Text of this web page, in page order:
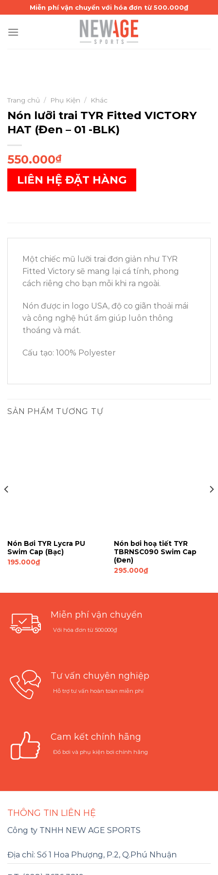
to
content
Miễn phí vận chuyển với hóa đơn từ 500.000₫
Trang chủ / Phụ Kiện / Khác
Nón lưỡi trai TYR Fitted VICTORY
HAT (Đen – 01 -BLK)
550.000₫
LIÊN HỆ ĐẶT HÀNG
Một chiếc mũ lưỡi trai đơn giản như TYR
Fitted Victory sẽ mang lại cá tính, phong
cách riêng cho bạn mỗi khi ra ngoài.
Nón được in logo USA, độ co giãn thoải mái
và công nghệ hút ẩm giúp luôn thông
thoáng và mát.
Cấu tạo: 100% Polyester
SẢN PHẨM TƯƠNG TỰ
Nón Bơi TYR Lycra PU
Swim Cap (Bạc)
195.000₫
Nón bơi hoạ tiết TYR
TBRNSC090 Swim Cap
(Đen)
295.000₫
Miễn phí vận chuyển
Với hóa đơn từ 500.000₫
Tư vấn chuyên nghiệp
Hỗ trợ tư vấn hoàn toàn miễn phí
Cam kết chính hãng
Đồ bơi và phụ kiện bơi chính hãng
THÔNG TIN LIÊN HỆ
Công ty TNHH NEW AGE SPORTS
Địa chỉ: Số 1 Hoa Phượng, P.2, Q.Phú Nhuận